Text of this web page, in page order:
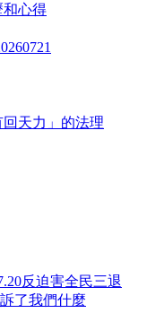
和心得
天力」的法理
反迫害全民三退
了我們什麼